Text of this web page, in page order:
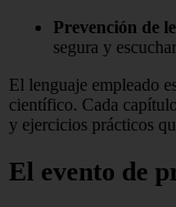
Prevención de
segura y
El lenguaje empleado
científico. Cada
y ejercicios prácticos
El evento de